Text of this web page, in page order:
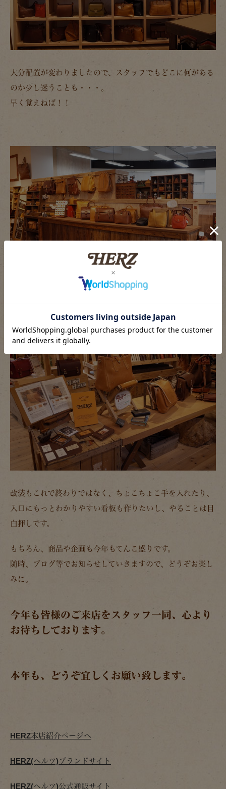
大分配置が変わりましたので、スタッフでもどこに何がある
のか少し迷うことも・・・。
早く覚えねば！！
改装もこれで終わりではなく、ちょこちょこ手を入れたり、
入口にもっとわかりやすい看板も作りたいし、やることは目
白押しです。
もちろん、商品や企画も今年もてんこ盛りです。
随時、ブログ等でお知らせしていきますので、どうぞお楽し
みに。
今年も皆様のご来店をスタッフ一同、心より
お待ちしております。
本年も、どうぞ宜しくお願い致します。
HERZ本店紹介ページへ
HERZ(ヘルツ)ブランドサイト
HERZ(ヘルツ)公式通販サイト